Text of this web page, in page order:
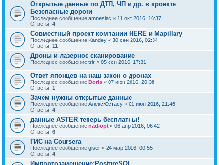
Открытые данные по ДТП, ЧП и др. в проекте
Безопасные дороги
Последнее сообщение amnesiac « 11 окт 2016, 16:37
Ответы: 4
Совместный проект компании HERE и Mapillary
Последнее сообщение Kandey « 30 сен 2016, 02:34
Ответы: 11
Дроны и лазерное сканирование
Последнее сообщение trir « 05 сен 2016, 17:31
Ответ японцев на наш закон о дронах
Последнее сообщение Boris « 07 июн 2016, 20:38
Ответы: 1
Зачем нужны открытые данные
Последнее сообщение АлексЮстасу « 01 июн 2016, 21:46
Ответы: 4
данные ASTER теперь бесплатны!
Последнее сообщение nadiopt « 06 апр 2016, 06:42
Ответы: 6
ГИС на Coursera
Последнее сообщение giser « 24 мар 2016, 00:55
Ответы: 4
Импортозамещение:PostgreSQL